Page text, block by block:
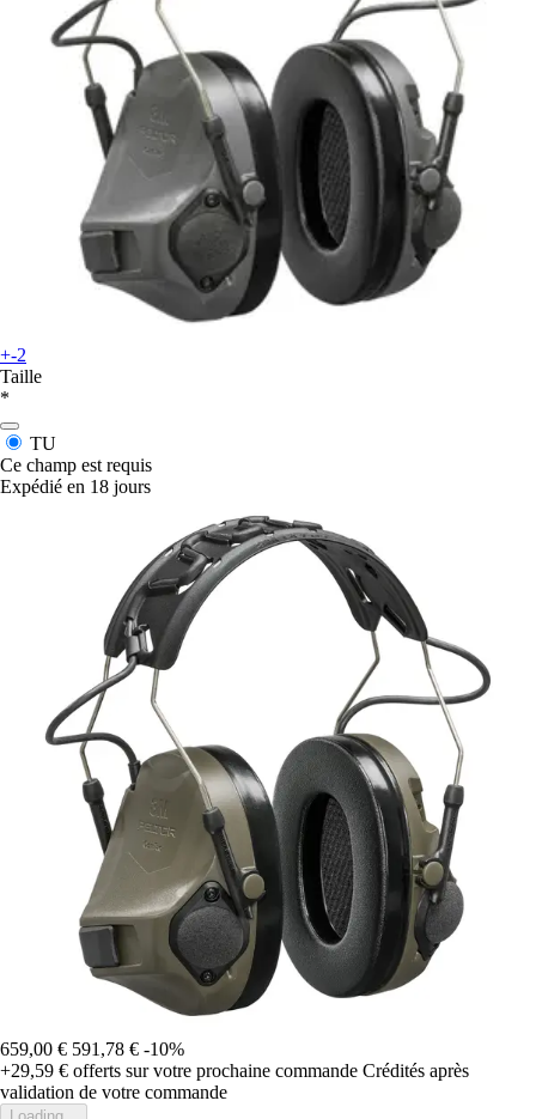
+-2
Taille
*
TU
Ce champ est requis
Expédié en 18 jours
659,00 € 591,78 € -10%
+29,59 € offerts sur votre prochaine commande Crédités après
validation de votre commande